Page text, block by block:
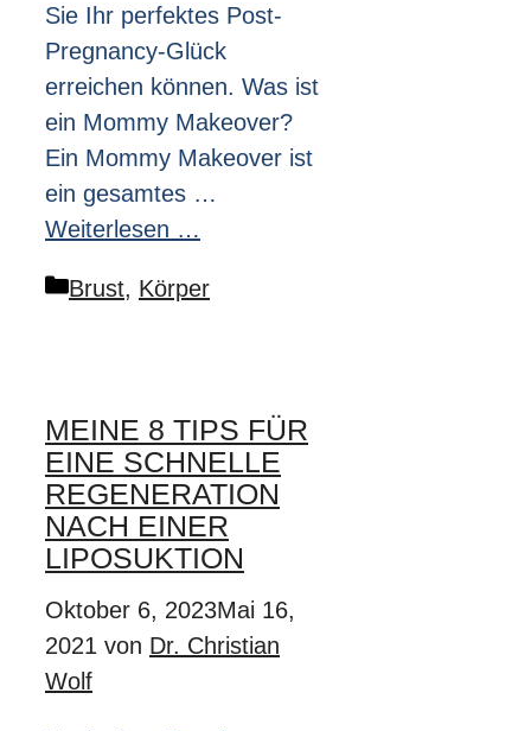
Sie Ihr perfektes Post-
Pregnancy-Glück
erreichen können. Was ist
ein Mommy Makeover?
Ein Mommy Makeover ist
ein gesamtes …
Weiterlesen …
Kategorien
Brust, Körper
MEINE 8 TIPS FÜR
EINE SCHNELLE
REGENERATION
NACH EINER
LIPOSUKTION
Oktober 6, 2023Mai 16,
2021 von Dr. Christian
Wolf